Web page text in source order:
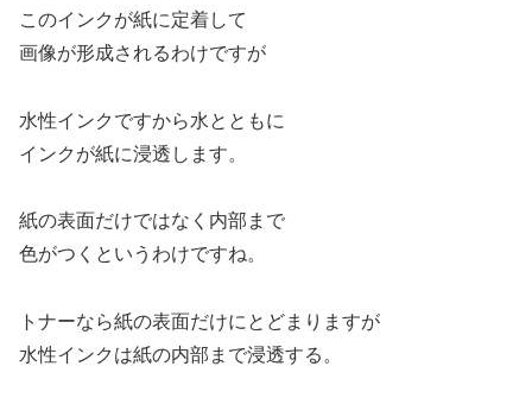
このインクが紙に定着して
画像が形成されるわけですが
水性インクですから水とともに
インクが紙に浸透します。
紙の表面だけではなく内部まで
色がつくというわけですね。
トナーなら紙の表面だけにとどまりますが
水性インクは紙の内部まで浸透する。